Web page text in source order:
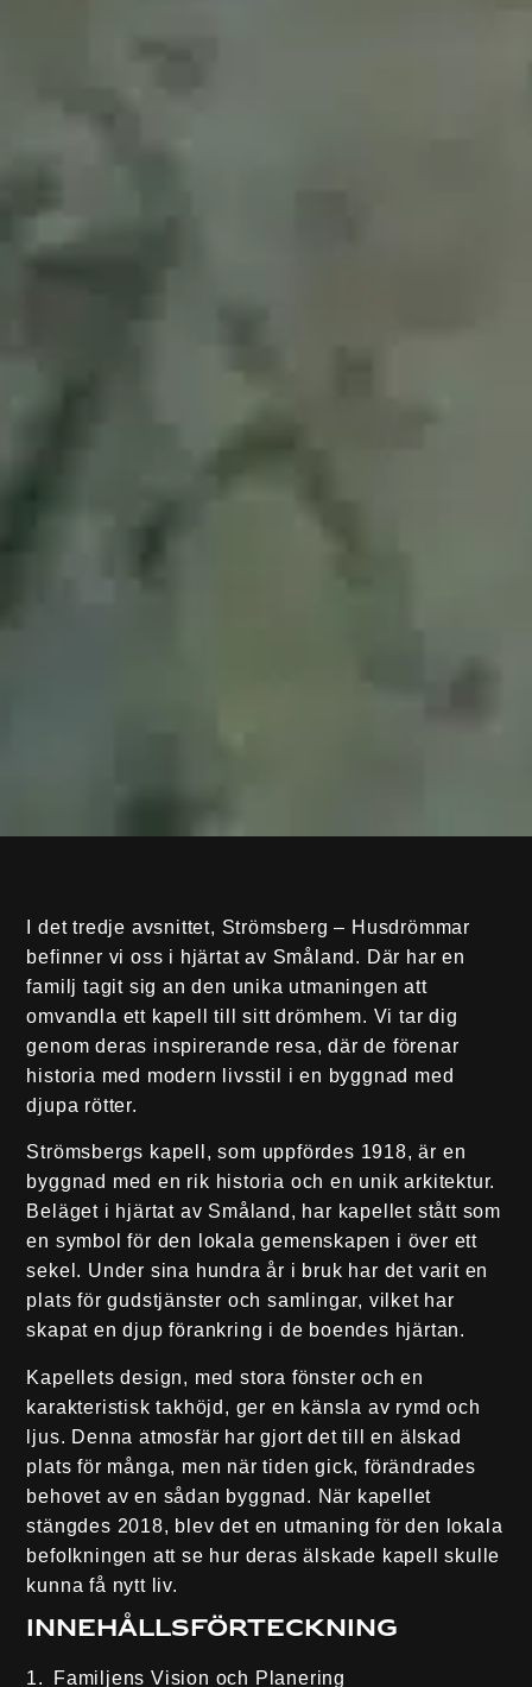
I det tredje avsnittet, Strömsberg – Husdrömmar
befinner vi oss i hjärtat av Småland. Där har en
familj tagit sig an den unika utmaningen att
omvandla ett kapell till sitt drömhem. Vi tar dig
genom deras inspirerande resa, där de förenar
historia med modern livsstil i en byggnad med
djupa rötter.
Strömsbergs kapell, som uppfördes 1918, är en
byggnad med en rik historia och en unik arkitektur.
Beläget i hjärtat av Småland, har kapellet stått som
en symbol för den lokala gemenskapen i över ett
sekel. Under sina hundra år i bruk har det varit en
plats för gudstjänster och samlingar, vilket har
skapat en djup förankring i de boendes hjärtan.
Kapellets design, med stora fönster och en
karakteristisk takhöjd, ger en känsla av rymd och
ljus. Denna atmosfär har gjort det till en älskad
plats för många, men när tiden gick, förändrades
behovet av en sådan byggnad. När kapellet
stängdes 2018, blev det en utmaning för den lokala
befolkningen att se hur deras älskade kapell skulle
kunna få nytt liv.
Innehållsförteckning
Familjens Vision och Planering